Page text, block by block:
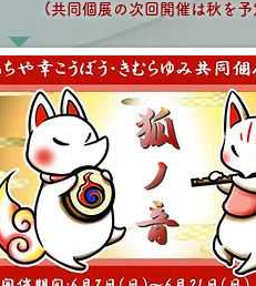
(共同個展の次回開催は秋を予